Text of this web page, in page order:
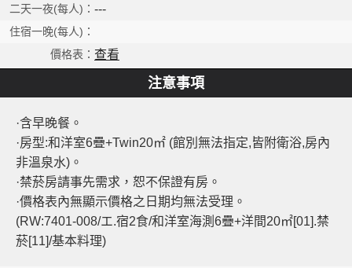
---
查看
注意事項
·含早晚餐。
·房型:和洋室6疊+Twin20㎡ (館別無法指定,皆附衛浴,房內
非溫泉水)。
·禁菸房請事先需求，恕不保證有房。
·價格表內無顯示價格之日期均無法受理。
(RW:7401-008/エ.宿2食/和洋室海測6疊+洋間20㎡[01].禁
菸[11]/基本料理)